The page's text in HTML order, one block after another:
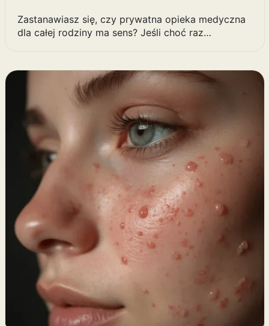
Zastanawiasz się, czy prywatna opieka medyczna
dla całej rodziny ma sens? Jeśli choć raz…